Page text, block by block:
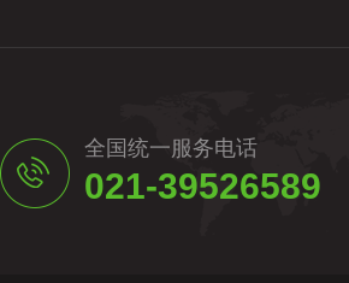
全国统一服务电话
021-39526589